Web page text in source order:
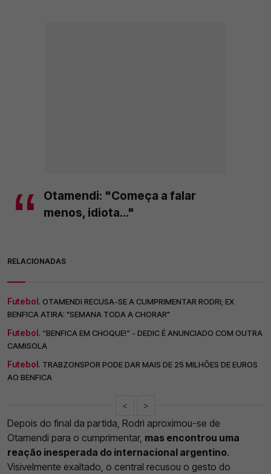
Otamendi: "Começa a falar
menos, idiota..."
RELACIONADAS
Futebol. OTAMENDI RECUSA-SE A CUMPRIMENTAR RODRI; EX
BENFICA ATIRA: "SEMANA TODA A CHORAR"
Futebol. “BENFICA EM CHOQUE!” - DEDIC É ANUNCIADO COM OUTRA
CAMISOLA
Futebol. TRABZONSPOR PODE DAR MAIS DE 25 MILHÕES DE EUROS
AO BENFICA
< >
Depois do final da partida, Rodri aproximou-se de
Otamendi para o cumprimentar, mas encontrou uma
reação inesperada do internacional argentino.
Visivelmente exaltado, o central recusou o gesto do